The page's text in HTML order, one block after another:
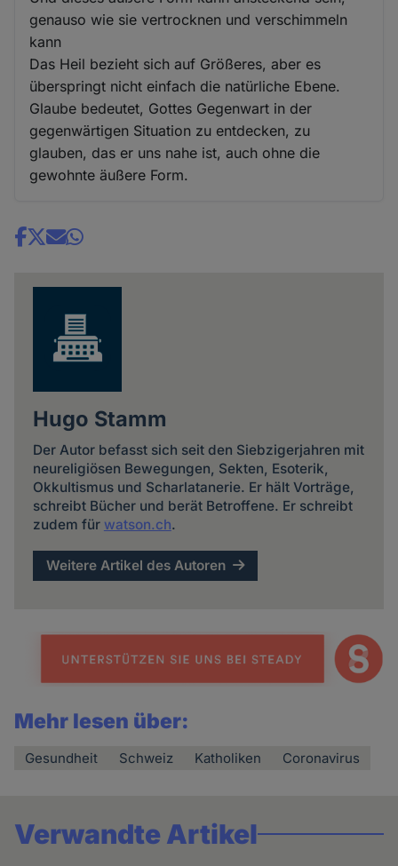
genauso wie sie vertrocknen und verschimmeln
kann
Das Heil bezieht sich auf Größeres, aber es
überspringt nicht einfach die natürliche Ebene.
Glaube bedeutet, Gottes Gegenwart in der
gegenwärtigen Situation zu entdecken, zu
glauben, das er uns nahe ist, auch ohne die
gewohnte äußere Form.
Share
Hugo Stamm
Der Autor befasst sich seit den Siebzigerjahren mit
neureligiösen Bewegungen, Sekten, Esoterik,
Okkultismus und Scharlatanerie. Er hält Vorträge,
schreibt Bücher und berät Betroffene. Er schreibt
zudem für watson.ch.
Weitere Artikel des Autoren
Mehr lesen über:
Gesundheit Schweiz Katholiken Coronavirus
Verwandte Artikel